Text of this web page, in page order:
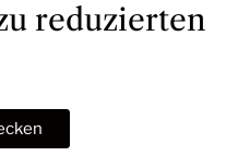
reduzierten